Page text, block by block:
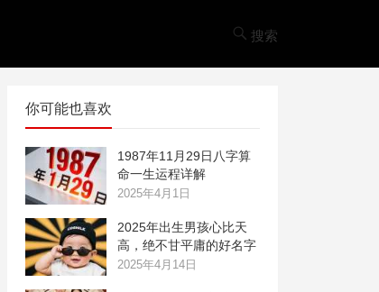
搜索
你可能也喜欢
1987年11月29日八字算
命一生运程详解
2025年4月1日
2025年出生男孩心比天
高，绝不甘平庸的好名字
2025年4月14日